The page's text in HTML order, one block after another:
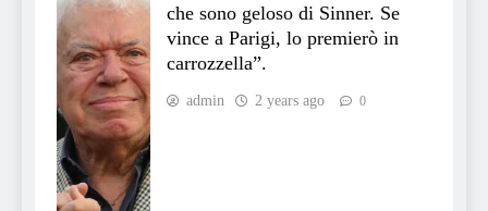
che sono geloso di Sinner. Se
vince a Parigi, lo premierò in
carrozzella”.
admin 2 years ago 0